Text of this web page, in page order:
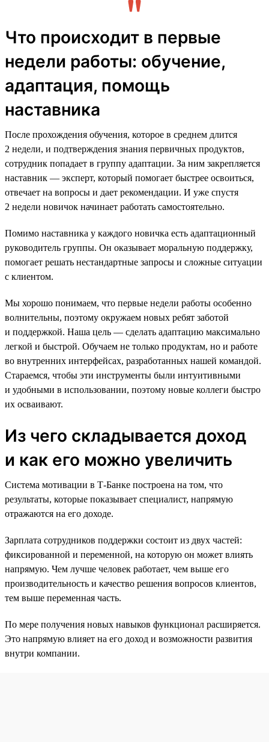
Что происходит в первые
недели работы: обучение,
адаптация, помощь
наставника
После прохождения обучения, которое в среднем длится
2 недели, и подтверждения знания первичных продуктов,
сотрудник попадает в группу адаптации. За ним закрепляется
наставник — эксперт, который помогает быстрее освоиться,
отвечает на вопросы и дает рекомендации. И уже спустя
2 недели новичок начинает работать самостоятельно.
Помимо наставника у каждого новичка есть адаптационный
руководитель группы. Он оказывает моральную поддержку,
помогает решать нестандартные запросы и сложные ситуации
с клиентом.
Мы хорошо понимаем, что первые недели работы особенно
волнительны, поэтому окружаем новых ребят заботой
и поддержкой. Наша цель — сделать адаптацию максимально
легкой и быстрой. Обучаем не только продуктам, но и работе
во внутренних интерфейсах, разработанных нашей командой.
Стараемся, чтобы эти инструменты были интуитивными
и удобными в использовании, поэтому новые коллеги быстро
их осваивают.
Из чего складывается доход
и как его можно увеличить
Система мотивации в Т-Банке построена на том, что
результаты, которые показывает специалист, напрямую
отражаются на его доходе.
Зарплата сотрудников поддержки состоит из двух частей:
фиксированной и переменной, на которую он может влиять
напрямую. Чем лучше человек работает, чем выше его
производительность и качество решения вопросов клиентов,
тем выше переменная часть.
По мере получения новых навыков функционал расширяется.
Это напрямую влияет на его доход и возможности развития
внутри компании.